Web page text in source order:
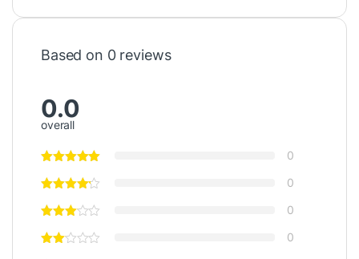
Based on 0 reviews
0.0
overall
0
0
0
0